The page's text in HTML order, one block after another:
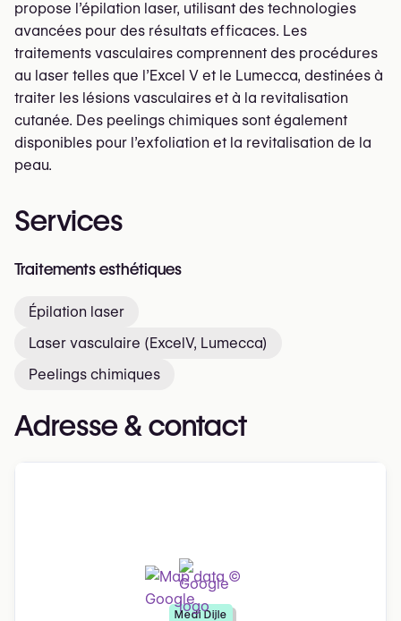
propose l’épilation laser, utilisant des technologies
avancées pour des résultats efficaces. Les
traitements vasculaires comprennent des procédures
au laser telles que l’Excel V et le Lumecca, destinées à
traiter les lésions vasculaires et à la revitalisation
cutanée. Des peelings chimiques sont également
disponibles pour l’exfoliation et la revitalisation de la
peau.
Services
Traitements esthétiques
Épilation laser
Laser vasculaire (ExcelV, Lumecca)
Peelings chimiques
Adresse & contact
Medi Dijle